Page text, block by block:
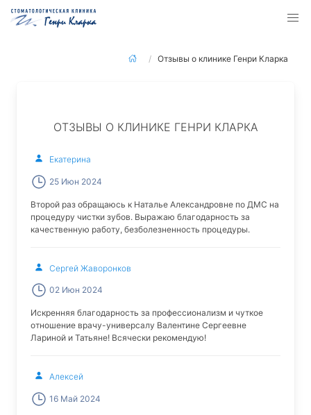
Отзывы о клинике Генри Кларка
ОТЗЫВЫ О КЛИНИКЕ ГЕНРИ КЛАРКА
Екатерина
25 Июн 2024
Второй раз обращаюсь к Наталье Александровне по ДМС на
процедуру чистки зубов. Выражаю благодарность за
качественную работу, безболезненность процедуры.
Сергей Жаворонков
02 Июн 2024
Искренняя благодарность за профессионализм и чуткое
отношение врачу-универсалу Валентине Сергеевне
Лариной и Татьяне! Всячески рекомендую!
Алексей
16 Май 2024